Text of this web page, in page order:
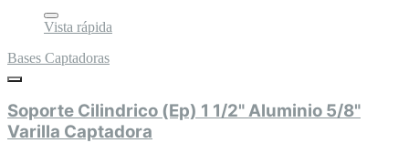
Vista rápida
Bases Captadoras
Soporte Cilindrico (Ep) 1 1/2" Aluminio 5/8"
Varilla Captadora